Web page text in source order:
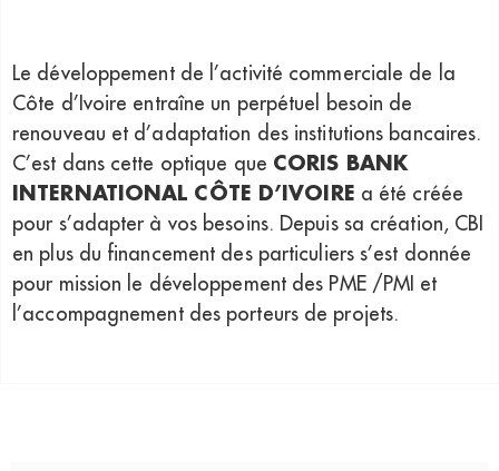
Le développement de l’activité commerciale de la
Côte d’Ivoire entraîne un perpétuel besoin de
renouveau et d’adaptation des institutions bancaires.
C’est dans cette optique que CORIS BANK
INTERNATIONAL CÔTE D’IVOIRE a été créée
pour s’adapter à vos besoins. Depuis sa création, CBI
en plus du financement des particuliers s’est donnée
pour mission le développement des PME /PMI et
l’accompagnement des porteurs de projets.